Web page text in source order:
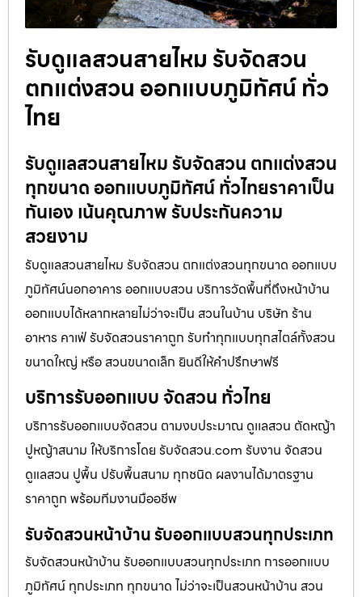
รับดูแลสวนสายไหม รับจัดสวน
ตกแต่งสวน ออกแบบภูมิทัศน์ ทั่ว
ไทย
รับดูแลสวนสายไหม รับจัดสวน ตกแต่งสวน
ทุกขนาด ออกแบบภูมิทัศน์ ทั่วไทยราคาเป็น
กันเอง เน้นคุณภาพ รับประกันความ
สวยงาม
รับดูแลสวนสายไหม รับจัดสวน ตกแต่งสวนทุกขนาด ออกแบบ
ภูมิทัศน์นอกอาคาร ออกแบบสวน บริการวัดพื้นที่ถึงหน้าบ้าน
ออกแบบได้หลากหลายไม่ว่าจะเป็น สวนในบ้าน บริษัท ร้าน
อาหาร คาเฟ่ รับจัดสวนราคาถูก รับทำทุกแบบทุกสไตล์ทั้งสวน
ขนาดใหญ่ หรือ สวนขนาดเล็ก ยินดีให้คำปรึกษาฟรี
บริการรับออกแบบ จัดสวน ทั่วไทย
บริการรับออกแบบจัดสวน ตามงบประมาณ ดูเเลสวน ตัดหญ้า
ปูหญ้าสนาม ให้บริการโดย รับจัดสวน.com รับงาน จัดสวน
ดูแลสวน ปูพื้น ปรับพื้นสนาม ทุกชนิด ผลงานได้มาตรฐาน
ราคาถูก พร้อมทีมงานมืออชีพ
รับจัดสวนหน้าบ้าน รับออกแบบสวนทุกประเภท
รับจัดสวนหน้าบ้าน รับออกแบบสวนทุกประเภท การออกแบบ
ภูมิทัศน์ ทุกประเภท ทุกขนาด ไม่ว่าจะเป็นสวนหน้าบ้าน สวน